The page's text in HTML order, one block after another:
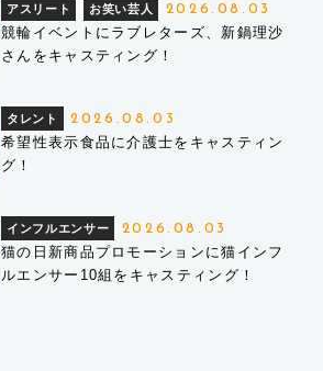
アスリート お笑い芸人 2026.08.03
競輪イベントにラブレターズ、新鍋理沙
さんをキャスティング！
タレント 2026.08.03
希望性表示食品に介護士をキャスティン
グ！
インフルエンサー 2026.08.03
猫の日新商品プロモーションに猫インフ
ルエンサー10組をキャスティング！